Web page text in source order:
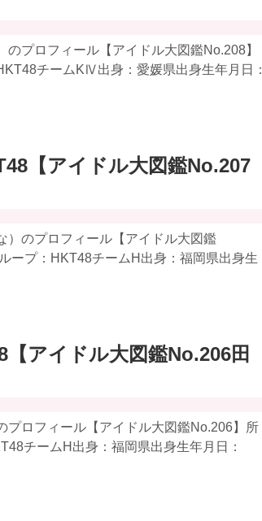
プロフィール【アイドル大図鑑No.208】
チームKⅣ出身：愛媛県出身生年月日：
【アイドル大図鑑No.207
）のプロフィール【アイドル大図鑑
ープ：HKT48チームH出身：福岡県出身生
【アイドル大図鑑No.206田
プロフィール【アイドル大図鑑No.206】所
チームH出身：福岡県出身生年月日：